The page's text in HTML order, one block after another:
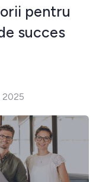
pentru
succes
2025